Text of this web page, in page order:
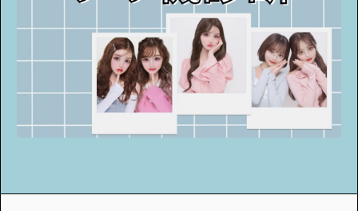
ティーンのうちにしかできない特別な体験を！
ガクラボへの登録はこちら